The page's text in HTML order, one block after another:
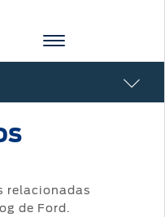
relacionadas
de Ford.